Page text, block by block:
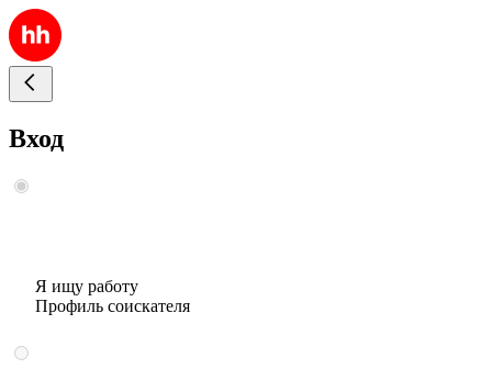
Вход
Я ищу работу
Профиль соискателя